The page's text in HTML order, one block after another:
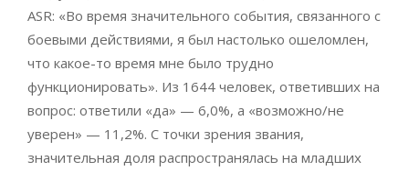
ASR: «Во время значительного события, связанного с
боевыми действиями, я был настолько ошеломлен,
что какое-то время мне было трудно
функционировать». Из 1644 человек, ответивших на
вопрос: ответили «да» — 6,0%, а «возможно/не
уверен» — 11,2%. С точки зрения звания,
значительная доля распространялась на младших